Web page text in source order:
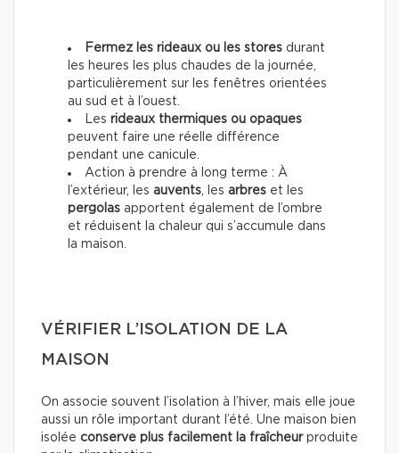
Fermez les rideaux ou les stores durant
les heures les plus chaudes de la journée,
particulièrement sur les fenêtres orientées
au sud et à l’ouest.
Les rideaux thermiques ou opaques
peuvent faire une réelle différence
pendant une canicule.
Action à prendre à long terme : À
l’extérieur, les auvents, les arbres et les
pergolas apportent également de l’ombre
et réduisent la chaleur qui s’accumule dans
la maison.
VÉRIFIER L’ISOLATION DE LA
MAISON
On associe souvent l’isolation à l’hiver, mais elle joue
aussi un rôle important durant l’été. Une maison bien
isolée conserve plus facilement la fraîcheurproduite